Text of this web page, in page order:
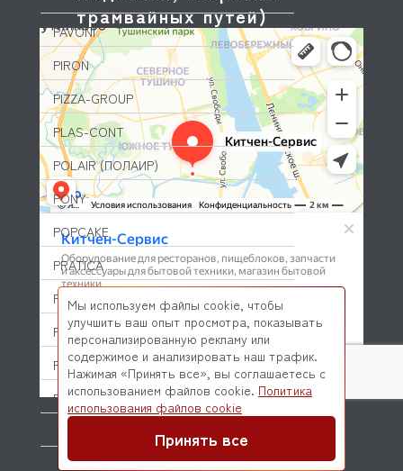
PAVONI
PIRON
PIZZA-GROUP
PLAS-CONT
POLAIR (ПОЛАИР)
PONY
POPCAKE
PRATICA
PRIMAX
PRIMUS
PRISMAFOOD
PROBAR
PROFESSIONAL SPARES
трамвайных путей)
© 2026 Kitchen-Service.com Интернет-магазин запчастей
и оборудования профессиональной кухни
Мы используем файлы cookie, чтобы
улучшить ваш опыт просмотра, показывать
персонализированную рекламу или
содержимое и анализировать наш трафик.
Нажимая «Принять все», вы соглашаетесь с
использованием файлов cookie. Политика
использования файлов cookie
Принять все